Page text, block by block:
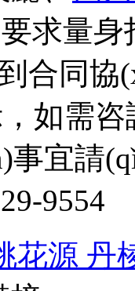
求量身
合同
，如需咨
事宜請
9554
花源